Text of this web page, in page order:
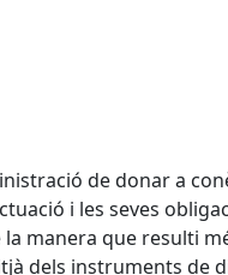
de donar a
i les seves
manera que resulti
dels instruments de